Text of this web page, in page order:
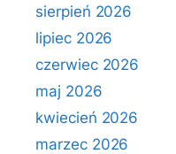
sierpień 2026
lipiec 2026
czerwiec 2026
maj 2026
kwiecień 2026
marzec 2026